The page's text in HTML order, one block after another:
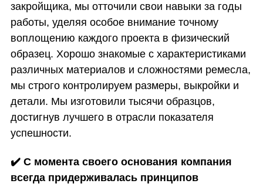
закройщика, мы отточили свои навыки за годы
работы, уделяя особое внимание точному
воплощению каждого проекта в физический
образец. Хорошо знакомые с характеристиками
различных материалов и сложностями ремесла,
мы строго контролируем размеры, выкройки и
детали. Мы изготовили тысячи образцов,
достигнув лучшего в отрасли показателя
успешности.
✔️С момента своего основания компания
всегда придерживалась принципов